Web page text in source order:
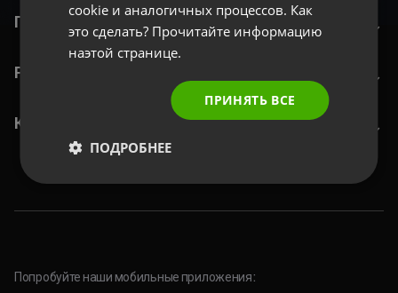
Популярные функции
Ресурсы
Компания
Попробуйте наши мобильные приложения:
cookie и аналогичных процессов. Как
это сделать? Прочитайте информацию
наэтой странице.
ПРИНЯТЬ ВСЕ
ПОДРОБНЕЕ